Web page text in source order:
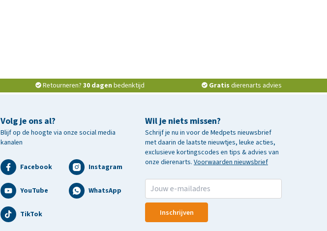
Retourneren? 30 dagen bedenktijd Gratis dierenarts advies
Wil je niets missen?
Schrijf je nu in voor de Medpets nieuwsbrief
met daarin de laatste nieuwtjes, leuke acties,
exclusieve kortingscodes en tips & advies van
onze dierenarts. Voorwaarden nieuwsbrief
Inschrijven
Volg je ons al?
Blijf op de hoogte via onze social media
kanalen
Facebook Instagram
YouTube WhatsApp
TikTok